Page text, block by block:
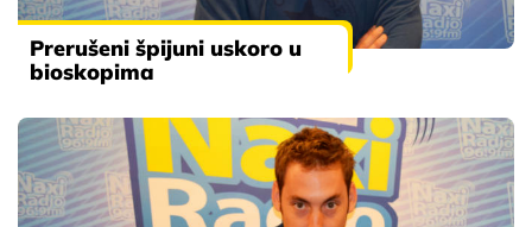
Prerušeni špijuni uskoro u
bioskopima